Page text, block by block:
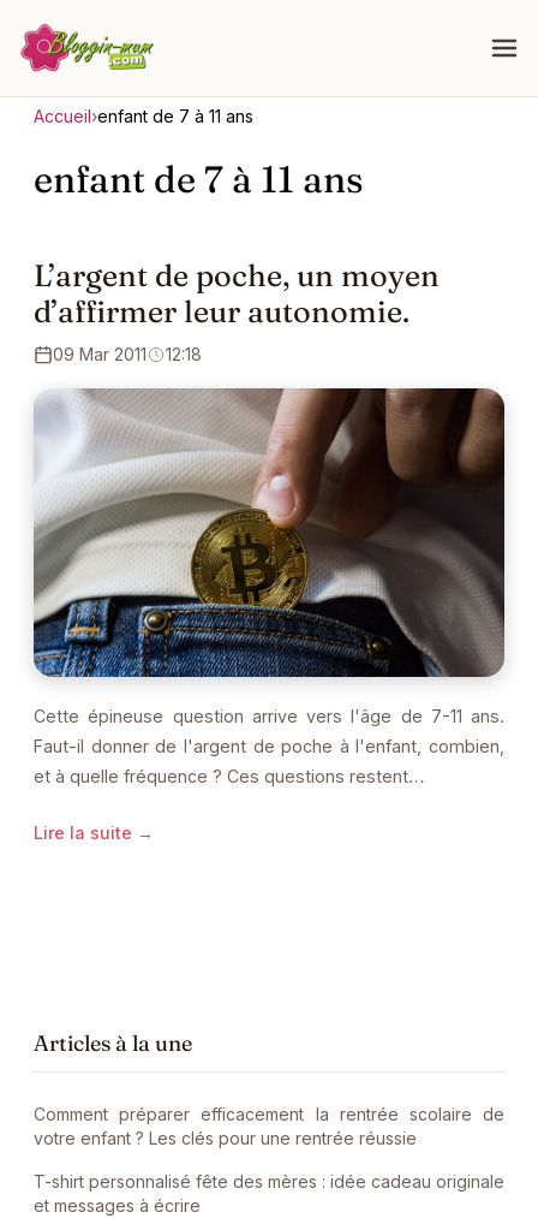
Accueil›enfant de 7 à 11 ans
enfant de 7 à 11 ans
L’argent de poche, un moyen
d’affirmer leur autonomie.
09 Mar 2011 12:18
Cette épineuse question arrive vers l'âge de 7-11 ans.
Faut-il donner de l'argent de poche à l'enfant, combien,
et à quelle fréquence ? Ces questions restent…
Lire la suite →
Articles à la une
Comment préparer efficacement la rentrée scolaire de
votre enfant ? Les clés pour une rentrée réussie
T-shirt personnalisé fête des mères : idée cadeau originale
et messages à écrire